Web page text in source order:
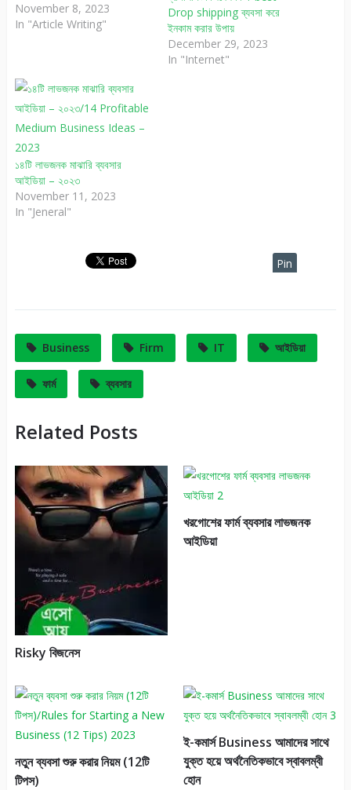
November 8, 2023
In "Article Writing"
Drop shipping ব্যবসা করে
ইনকাম করার উপায়
December 29, 2023
In "Internet"
১৪টি লাভজনক মাঝারি ব্যবসার
আইডিয়া – ২০২৩
November 11, 2023
In "Jeneral"
Pin
Business Firm IT আইডিয়া
ফার্ম ব্যবসার
Related Posts
Risky বিজনেস
খরগোশের ফার্ম ব্যবসার লাভজনক
আইডিয়া
নতুন ব্যবসা শুরু করার নিয়ম (12টি
টিপস)
ই-কমার্স Business আমাদের সাথে
যুক্ত হয়ে অর্থনৈতিকভাবে স্বাবলম্বী
হোন